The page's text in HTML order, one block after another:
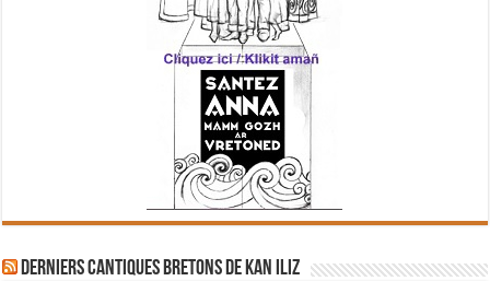
Derniers cantiques bretons de Kan Iliz